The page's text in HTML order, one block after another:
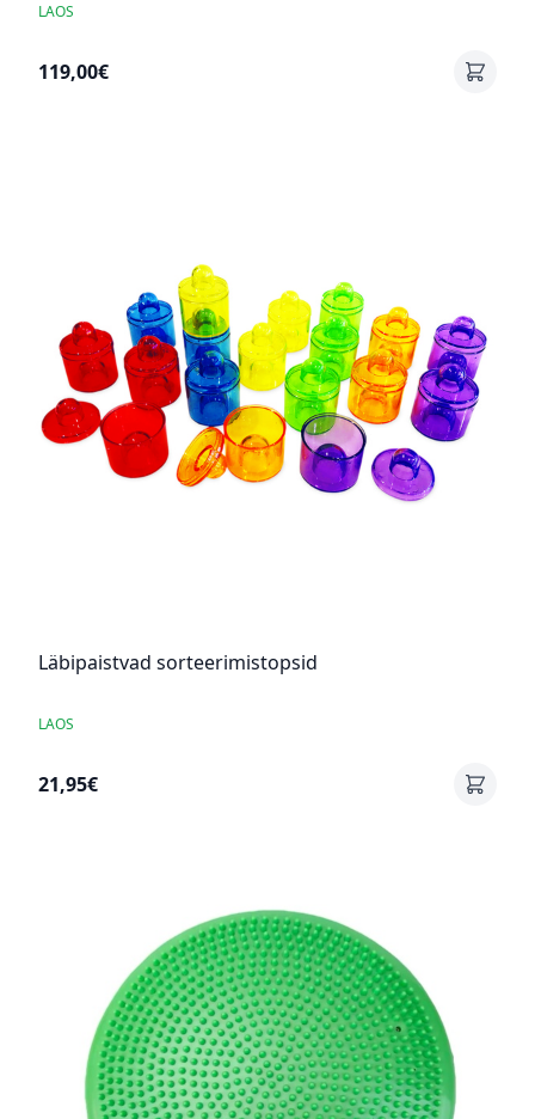
LAOS
119,00€
Läbipaistvad sorteerimistopsid
LAOS
21,95€